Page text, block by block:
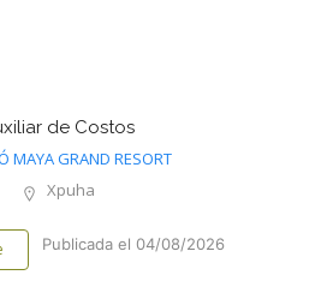
de Costos
MAYA GRAND RESORT
Xpuha
Publicada el 04/08/2026